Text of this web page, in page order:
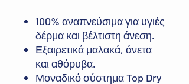
100% αναπνεύσιμα για υγιές
δέρμα και βέλτιστη άνεση.
Εξαιρετικά μαλακά, άνετα
και αθόρυβα.
Μοναδικό σύστημα Top Dry